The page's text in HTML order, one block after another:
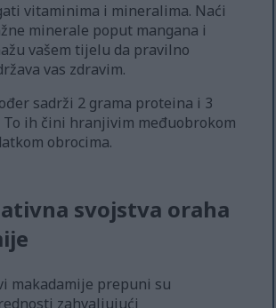
vitaminima i mineralima. Naći
minerale poput mangana i
vašem tijelu da pravilno
vas zdravim.
sadrži 2 grama proteina i 3
To ih čini hranjivim međuobrokom
obrocima.
svojstva oraha
makadamije prepuni su
zahvaljujući